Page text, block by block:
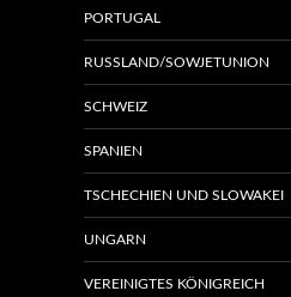
PORTUGAL
RUSSLAND/SOWJETUNION
SCHWEIZ
SPANIEN
TSCHECHIEN UND SLOWAKEI
UNGARN
VEREINIGTES KÖNIGREICH